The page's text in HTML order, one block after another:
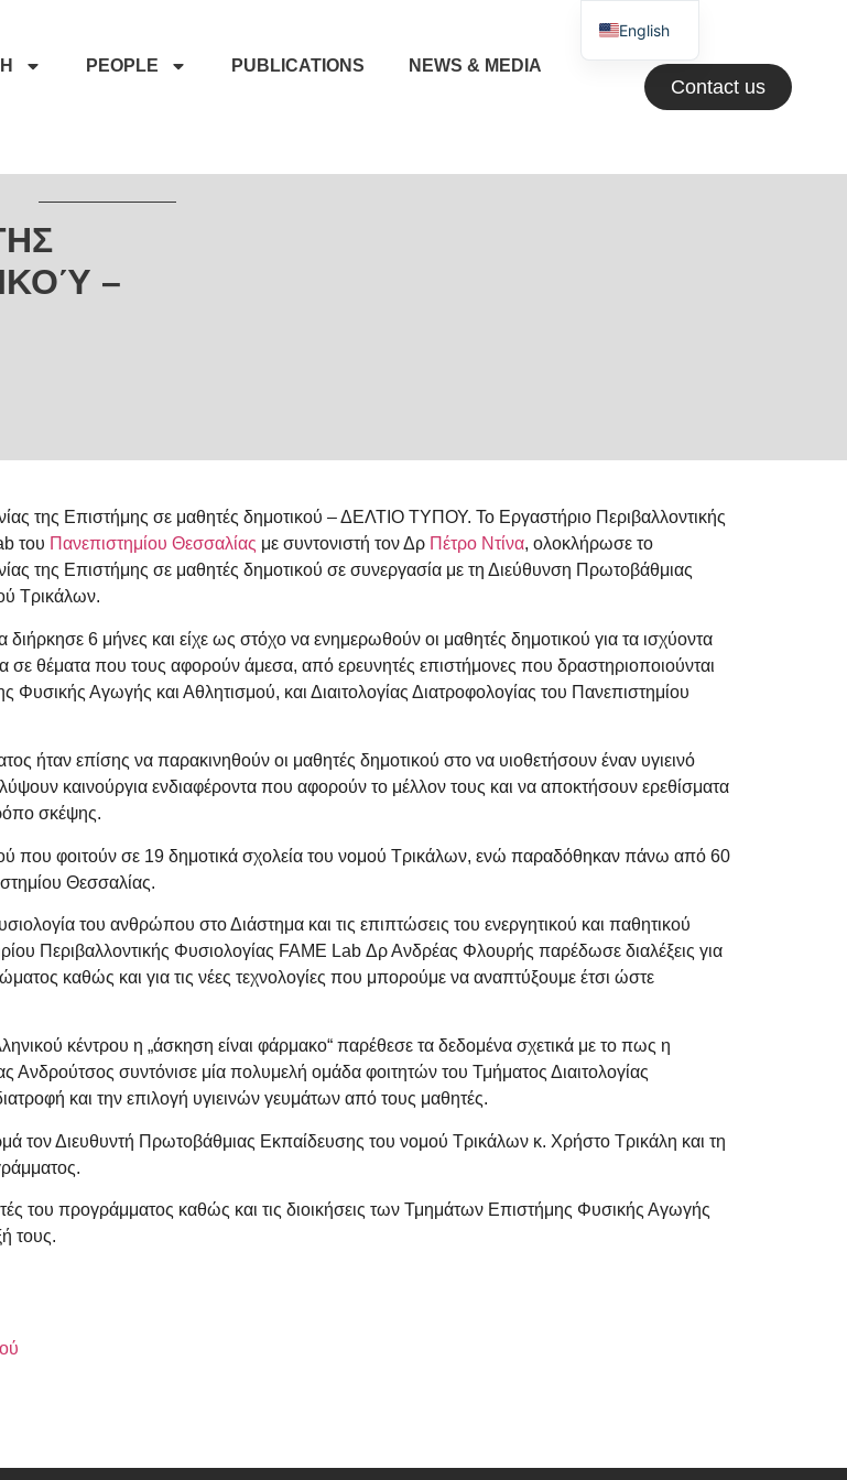
PEOPLE PUBLICATIONS NEWS & MEDIA
Contact us
–
της Επιστήμης σε μαθητές δημοτικού – ΔΕΛΤΙΟ ΤΥΠΟΥ. Το Εργαστήριο Περιβαλλοντικής
του Πανεπιστημίου Θεσσαλίας με συντονιστή τον Δρ Πέτρο Ντίνα, ολοκλήρωσε το
της Επιστήμης σε μαθητές δημοτικού σε συνεργασία με τη Διεύθυνση Πρωτοβάθμιας
Τρικάλων.
6 μήνες και είχε ως στόχο να ενημερωθούν οι μαθητές δημοτικού για τα ισχύοντα
σε θέματα που τους αφορούν άμεσα, από ερευνητές επιστήμονες που δραστηριοποιούνται
Φυσικής Αγωγής και Αθλητισμού, και Διαιτολογίας Διατροφολογίας του Πανεπιστημίου
ήταν επίσης να παρακινηθούν οι μαθητές δημοτικού στο να υιοθετήσουν έναν υγιεινό
καινούργια ενδιαφέροντα που αφορούν το μέλλον τους και να αποκτήσουν ερεθίσματα
σκέψης.
φοιτούν σε 19 δημοτικά σχολεία του νομού Τρικάλων, ενώ παραδόθηκαν πάνω από 60
Θεσσαλίας.
του ανθρώπου στο Διάστημα και τις επιπτώσεις του ενεργητικού και παθητικού
Περιβαλλοντικής Φυσιολογίας FAME Lab Δρ Ανδρέας Φλουρής παρέδωσε διαλέξεις για
καθώς και για τις νέες τεχνολογίες που μπορούμε να αναπτύξουμε έτσι ώστε
κέντρου η „άσκηση είναι φάρμακο“ παρέθεσε τα δεδομένα σχετικά με το πως η
συντόνισε μία πολυμελή ομάδα φοιτητών του Τμήματος Διαιτολογίας
και την επιλογή υγιεινών γευμάτων από τους μαθητές.
τον Διευθυντή Πρωτοβάθμιας Εκπαίδευσης του νομού Τρικάλων κ. Χρήστο Τρικάλη και τη
του προγράμματος καθώς και τις διοικήσεις των Τμημάτων Επιστήμης Φυσικής Αγωγής
τους.
English
Greek